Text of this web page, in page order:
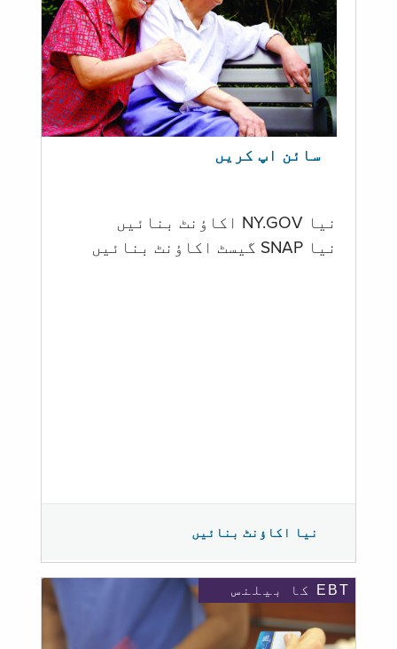
سائن اپ کریں
نیا NY.GOV اکاؤنٹ بنائیں
نیا SNAP گیسٹ اکاؤنٹ بنائیں
نیا اکاؤنٹ بنائیں
EBT کا بیلنس